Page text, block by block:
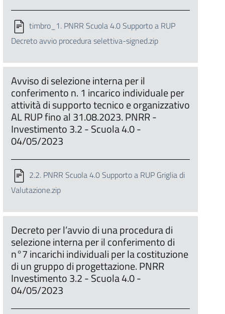
timbro_1. PNRR Scuola 4.0 Supporto a RUP
Decreto avvio procedura selettiva-signed.zip
Avviso di selezione interna per il
conferimento n. 1 incarico individuale per
attività di supporto tecnico e organizzativo
AL RUP fino al 31.08.2023. PNRR -
Investimento 3.2 - Scuola 4.0 -
04/05/2023
2.2. PNRR Scuola 4.0 Supporto a RUP Griglia di
Valutazione.zip
Decreto per l’avvio di una procedura di
selezione interna per il conferimento di
n°7 incarichi individuali per la costituzione
di un gruppo di progettazione. PNRR
Investimento 3.2 - Scuola 4.0 -
04/05/2023